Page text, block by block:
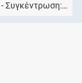
Συγκέντρωση